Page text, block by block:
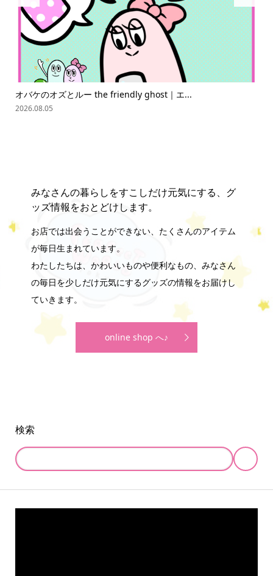
オバケのオズとルー the friendly ghost｜エ...
2026.08.05
みなさんの暮らしをすこしだけ元気にする、グ
ッズ情報をおとどけします。
お店では出会うことができない、たくさんのアイテム
が毎日生まれています。
わたしたちは、かわいいものや便利なもの、みなさん
の毎日を少しだけ元気にするグッズの情報をお届けし
ていきます。
online shop へ♪
検索